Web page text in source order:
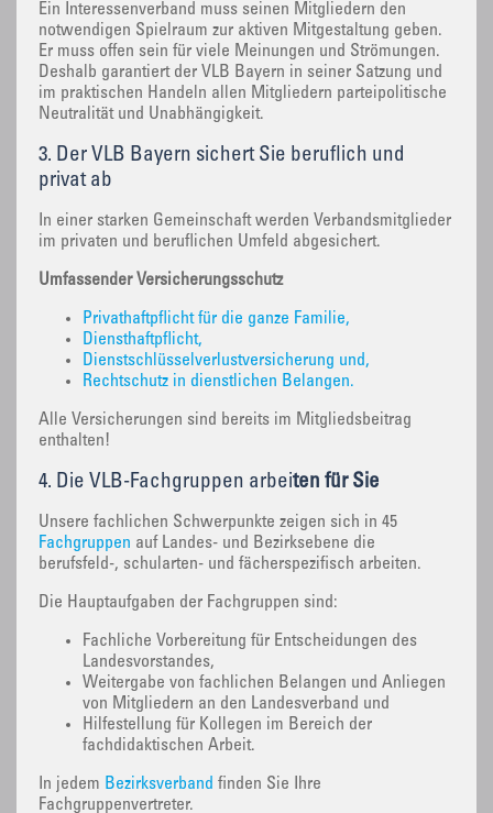
Ein Interessenverband muss seinen Mitgliedern den
notwendigen Spielraum zur aktiven Mitgestaltung geben.
Er muss offen sein für viele Meinungen und Strömungen.
Deshalb garantiert der VLB Bayern in seiner Satzung und
im praktischen Handeln allen Mitgliedern parteipolitische
Neutralität und Unabhängigkeit.
3. Der VLB Bayern sichert Sie beruflich und
privat ab
In einer starken Gemeinschaft werden Verbandsmitglieder
im privaten und beruflichen Umfeld abgesichert.
Umfassender Versicherungsschutz
Privathaftpflicht für die ganze Familie,
Diensthaftpflicht,
Dienstschlüsselverlustversicherung und,
Rechtschutz in dienstlichen Belangen.
Alle Versicherungen sind bereits im Mitgliedsbeitrag
enthalten!
4. Die VLB-Fachgruppen arbeiten für Sie
Unsere fachlichen Schwerpunkte zeigen sich in 45
Fachgruppen auf Landes- und Bezirksebene die
berufsfeld-, schularten- und fächerspezifisch arbeiten.
Die Hauptaufgaben der Fachgruppen sind:
Fachliche Vorbereitung für Entscheidungen des
Landesvorstandes,
Weitergabe von fachlichen Belangen und Anliegen
von Mitgliedern an den Landesverband und
Hilfestellung für Kollegen im Bereich der
fachdidaktischen Arbeit.
In jedem Bezirksverband finden Sie Ihre
Fachgruppenvertreter.